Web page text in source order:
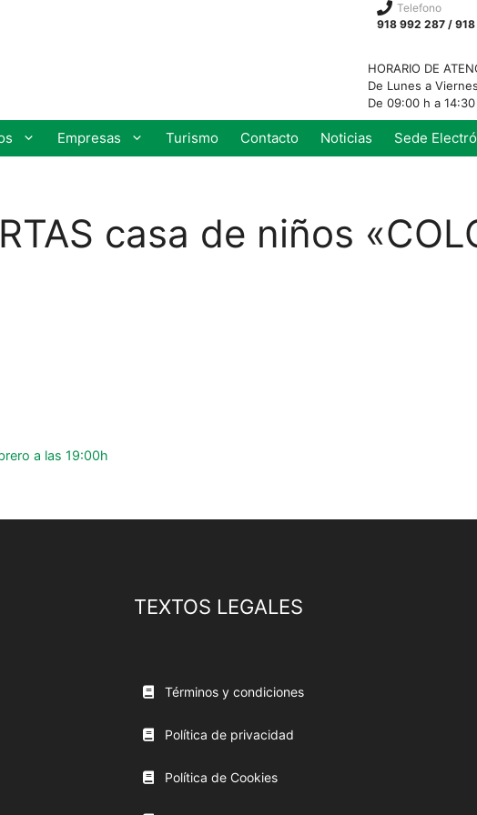
Telefono
918 992 287 /
HORARIO DE
De Lunes a Viernes
De 09:00 h a
Empresas Turismo Contacto Noticias Sede
casa de niños
a las 19:00h
TEXTOS LEGALES
Términos y condiciones
Política de privacidad
Política de Cookies